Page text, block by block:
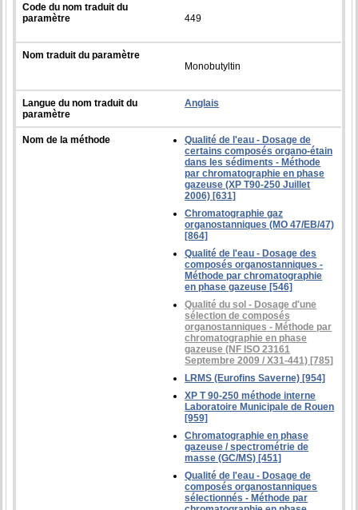
Code du nom traduit du
paramètre
449
Nom traduit du paramètre
Monobutyltin
Langue du nom traduit du
paramètre
Anglais
Nom de la méthode
Qualité de l'eau - Dosage de
certains composés organo-étain
dans les sédiments - Méthode
par chromatographie en phase
gazeuse (XP T90-250 Juillet
2006) [631]
Chromatographie gaz
organostanniques (MO 47/EB/47)
[864]
Qualité de l'eau - Dosage des
composés organostanniques -
Méthode par chromatographie
en phase gazeuse [546]
Qualité du sol - Dosage d'une
sélection de composés
organostanniques - Méthode par
chromatographie en phase
gazeuse (NF ISO 23161
Septembre 2009 / X31-441) [785]
LRMS (Eurofins Saverne) [954]
XP T 90-250 méthode interne
Laboratoire Municipale de Rouen
[959]
Chromatographie en phase
gazeuse / spectrométrie de
masse (GC/MS) [451]
Qualité de l'eau - Dosage de
composés organostanniques
sélectionnés - Méthode par